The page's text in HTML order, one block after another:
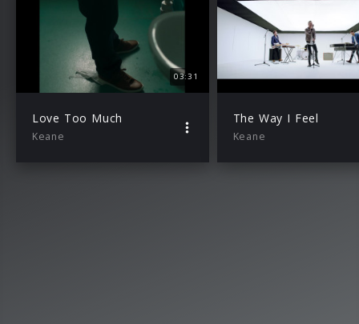
03:31
Love Too Much
Keane
The Way I Feel
Keane